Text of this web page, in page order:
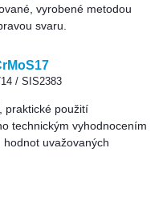
vyrobené metodou
svaru.
/ SIS2383
praktické použití
technickým vyhodnocením
uvažovaných